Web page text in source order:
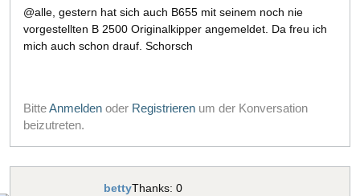
@alle, gestern hat sich auch B655 mit seinem noch nie
vorgestellten B 2500 Originalkipper angemeldet. Da freu ich
mich auch schon drauf. Schorsch
BitteAnmelden oder Registrieren um der Konversation
beizutreten.
bettyThanks: 0